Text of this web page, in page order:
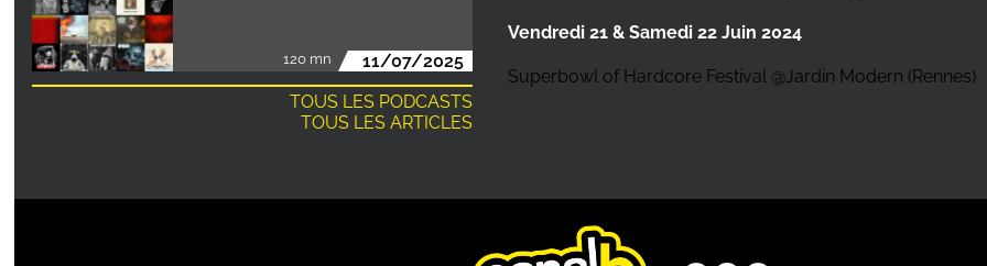
120 mn
11/07/2025
TOUS LES PODCASTS
TOUS LES ARTICLES
Vendredi 21 & Samedi 22 Juin 2024
Superbowl of Hardcore Festival @Jardin Modern (Rennes)